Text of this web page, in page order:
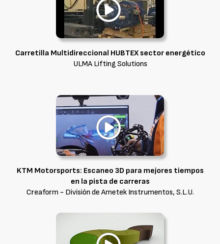
Carretilla Multidireccional HUBTEX sector energético
ULMA Lifting Solutions
KTM Motorsports: Escaneo 3D para mejores tiempos
en la pista de carreras
Creaform - División de Ametek Instrumentos, S.L.U.